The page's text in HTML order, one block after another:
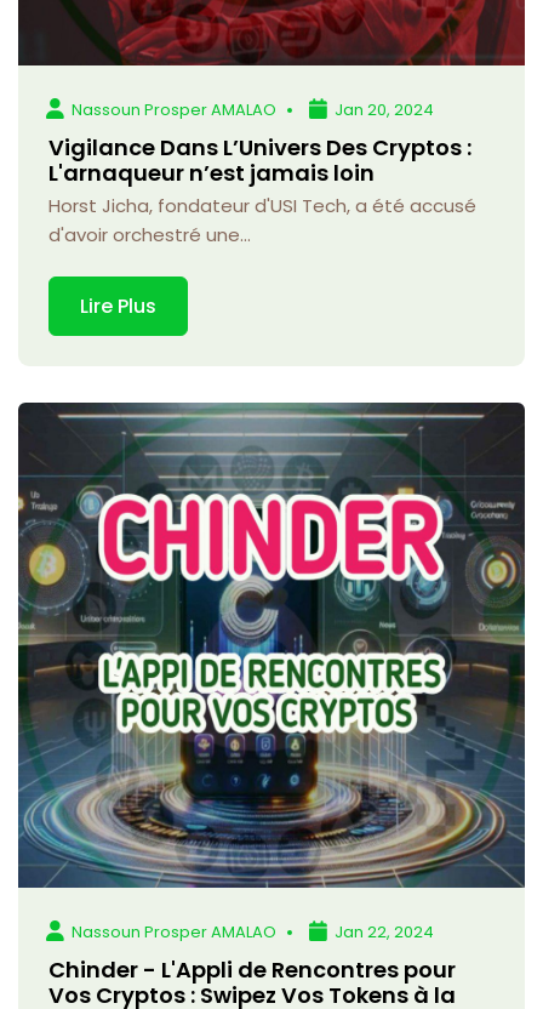
Nassoun Prosper AMALAO Jan 20, 2024
Vigilance Dans L’Univers Des Cryptos :
L'arnaqueur n’est jamais loin
Horst Jicha, fondateur d'USI Tech, a été accusé
d'avoir orchestré une...
Lire Plus
Nassoun Prosper AMALAO Jan 22, 2024
Chinder - L'Appli de Rencontres pour
Vos Cryptos : Swipez Vos Tokens à la